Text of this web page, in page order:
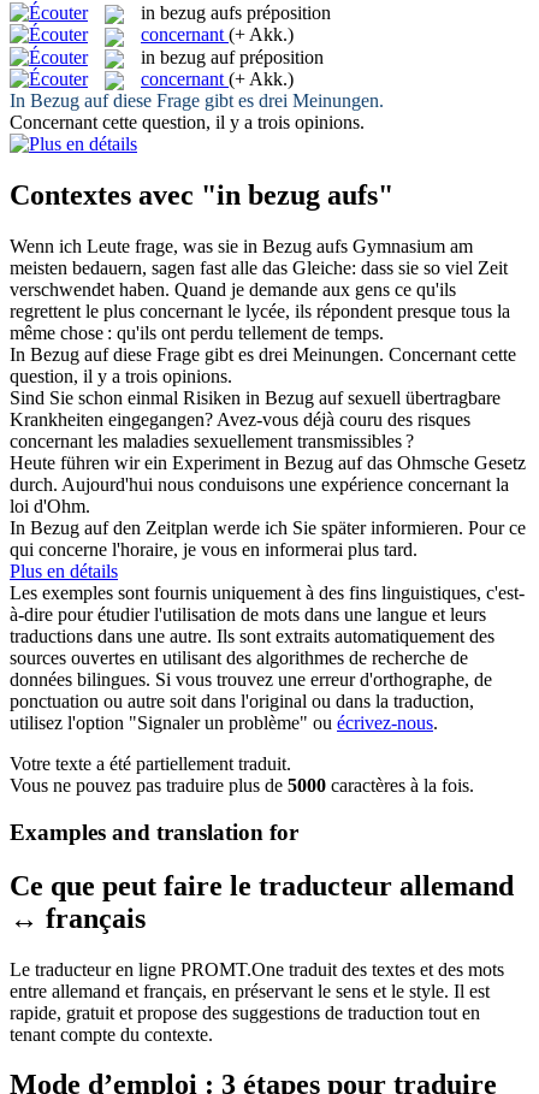
in bezug aufs préposition
concernant (+ Akk.)
in bezug auf préposition
concernant (+ Akk.)
In Bezug aufdiese Frage gibt es drei Meinungen.
Concernant cette question, il y a trois opinions.
Contextes avec "in bezug aufs"
Wenn ich Leute frage, was sie in Bezug aufs Gymnasium am
meisten bedauern, sagen fast alle das Gleiche: dass sie so viel Zeit
verschwendet haben. Quand je demande aux gens ce qu'ils
regrettent le plus concernant le lycée, ils répondent presque tous la
même chose : qu'ils ont perdu tellement de temps.
In Bezug aufdiese Frage gibt es drei Meinungen. Concernant cette
question, il y a trois opinions.
Sind Sie schon einmal Risiken in Bezug aufsexuell übertragbare
Krankheiten eingegangen? Avez-vous déjà couru des risques
concernant les maladies sexuellement transmissibles ?
Heute führen wir ein Experiment in Bezug aufdas Ohmsche Gesetz
durch. Aujourd'hui nous conduisons une expérience concernant la
loi d'Ohm.
In Bezug auf den Zeitplan werde ich Sie später informieren. Pour ce
qui concerne l'horaire, je vous en informerai plus tard.
Plus en détails
Les exemples sont fournis uniquement à des fins linguistiques, c'est-
à-dire pour étudier l'utilisation de mots dans une langue et leurs
traductions dans une autre. Ils sont extraits automatiquement des
sources ouvertes en utilisant des algorithmes de recherche de
données bilingues. Si vous trouvez une erreur d'orthographe, de
ponctuation ou autre soit dans l'original ou dans la traduction,
utilisez l'option "Signaler un problème" ou écrivez-nous.
Votre texte a été partiellement traduit.
Vous ne pouvez pas traduire plus de 5000 caractères à la fois.
Examples and translation for
Ce que peut faire le traducteur allemand
↔ français
Le traducteur en ligne PROMT.One traduit des textes et des mots
entre allemand et français, en préservant le sens et le style. Il est
rapide, gratuit et propose des suggestions de traduction tout en
tenant compte du contexte.
Mode d’emploi : 3 étapes pour traduire